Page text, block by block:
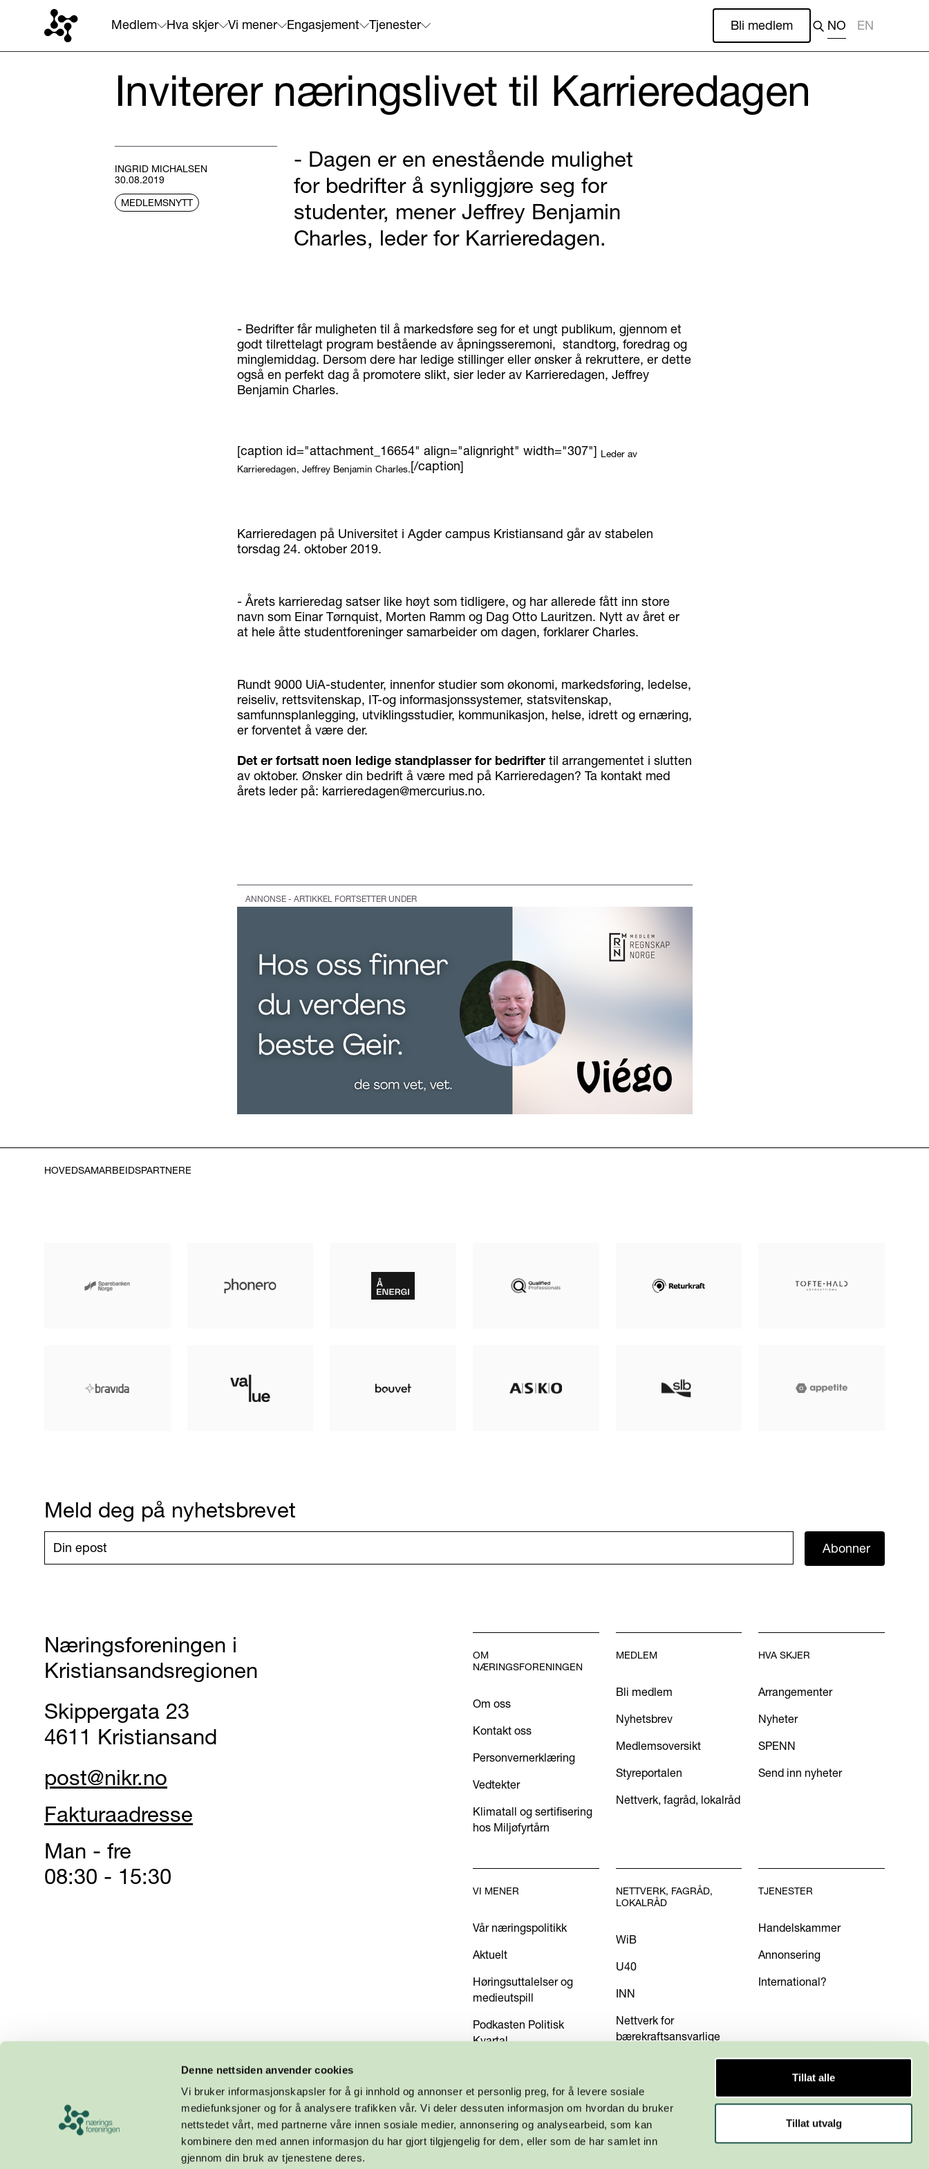
Denne nettsiden anvender cookies
Vi bruker informasjonskapsler for å gi innhold og annonser et personlig preg, for å levere sosiale
mediefunksjoner og for å analysere trafikken vår. Vi deler dessuten informasjon om hvordan du bruker
nettstedet vårt, med partnerne våre innen sosiale medier, annonsering og analysearbeid, som kan
kombinere den med annen informasjon du har gjort tilgjengelig for dem, eller som de har samlet inn
gjennom din bruk av tjenestene deres.
Tillat alle
Tillat utvalg
Medlem Hva skjer Vi mener Engasjement Tjenester Bli medlem NO EN
Inviterer næringslivet til Karrieredagen
INGRID MICHALSEN
30.08.2019
MEDLEMSNYTT
- Dagen er en enestående mulighet
for bedrifter å synliggjøre seg for
studenter, mener Jeffrey Benjamin
Charles, leder for Karrieredagen.
- Bedrifter får muligheten til å markedsføre seg for et ungt publikum, gjennom et
godt tilrettelagt program bestående av åpningsseremoni, standtorg, foredrag og
minglemiddag. Dersom dere har ledige stillinger eller ønsker å rekruttere, er dette
også en perfekt dag å promotere slikt, sier leder av Karrieredagen, Jeffrey
Benjamin Charles.
[caption id="attachment_16654" align="alignright" width="307"] Leder av
Karrieredagen, Jeffrey Benjamin Charles.[/caption]
Karrieredagen på Universitet i Agder campus Kristiansand går av stabelen
torsdag 24. oktober 2019.
- Årets karrieredag satser like høyt som tidligere, og har allerede fått inn store
navn som Einar Tørnquist, Morten Ramm og Dag Otto Lauritzen. Nytt av året er
at hele åtte studentforeninger samarbeider om dagen, forklarer Charles.
Rundt 9000 UiA-studenter, innenfor studier som økonomi, markedsføring, ledelse,
reiseliv, rettsvitenskap, IT-og informasjonssystemer, statsvitenskap,
samfunnsplanlegging, utviklingsstudier, kommunikasjon, helse, idrett og ernæring,
er forventet å være der.
Det er fortsatt noen ledige standplasser for bedriftertil arrangementet i slutten
av oktober. Ønsker din bedrift å være med på Karrieredagen? Ta kontakt med
årets leder på: karrieredagen@mercurius.no.
ANNONSE - ARTIKKEL FORTSETTER UNDER
HOVEDSAMARBEIDSPARTNERE
Meld deg på nyhetsbrevet
Abonner
Næringsforeningen i
Kristiansandsregionen
Skippergata 23
4611 Kristiansand
post@nikr.no
Fakturaadresse
Man - fre
08:30 - 15:30
OM
NÆRINGSFORENINGEN
Om oss
Kontakt oss
Personvernerklæring
Vedtekter
Klimatall og sertifisering
hos Miljøfyrtårn
MEDLEM
Bli medlem
Nyhetsbrev
Medlemsoversikt
Styreportalen
Nettverk, fagråd, lokalråd
HVA SKJER
Arrangementer
Nyheter
SPENN
Send inn nyheter
VI MENER
Vår næringspolitikk
Aktuelt
Høringsuttalelser og
medieutspill
Podkasten Politisk
Kvartal
NETTVERK, FAGRÅD,
LOKALRÅD
WiB
U40
INN
Nettverk for
bærekraftsansvarlige
TJENESTER
Handelskammer
Annonsering
International?